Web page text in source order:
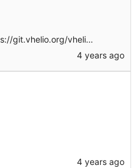
vhelio/vheliotech-freecad
4 years ago
4 years ago